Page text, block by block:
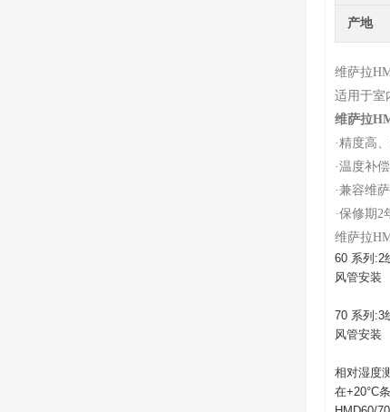
产地
维萨拉
适用于室
维萨拉
·精度高
·温度补
·兼容维
·保修期2
维萨拉
60 系列:2
风管安装
70 系列:3
风管安装
相对湿度
在+20°C